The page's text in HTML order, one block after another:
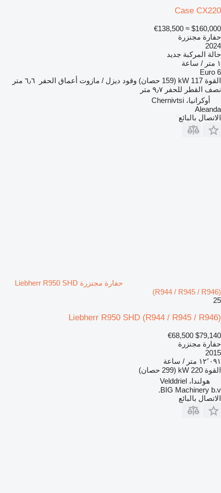
Case CX220
$160,000
≈ €138,500
حفارة مجنزرة
2024
حالة المركبة جديد
١ متر / ساعة
Euro 6
القوة 117 kW (159 حصان) وقود ديزل / مازوت أعماق الحفر
٦٫٦ متر
نصف القطر للحفر ٩٫٧ متر
أوكرانيا، Chernivtsi
Aleanda
الاتصال بالبائع
حفارة مجنزرة Liebherr R950 SHD
(R944 / R945 / R946)
25
Liebherr R950 SHD (R944 / R945 / R946)
$79,140
€68,500
حفارة مجنزرة
2015
١٢٬٠٩١ متر / ساعة
القوة 220 kW (299 حصان)
هولندا، Velddriel
BIG Machinery b.v.
الاتصال بالبائع